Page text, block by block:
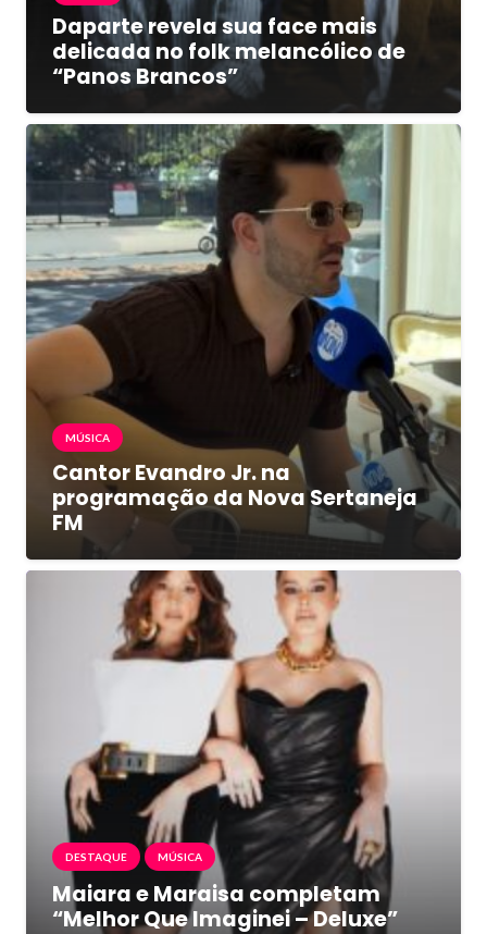
Daparte revela sua face mais
delicada no folk melancólico de
“Panos Brancos”
MÚSICA
Cantor Evandro Jr. na
programação da Nova Sertaneja
FM
DESTAQUE MÚSICA
Maiara e Maraisa completam
“Melhor Que Imaginei – Deluxe”